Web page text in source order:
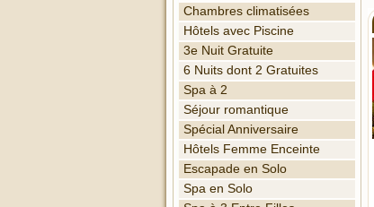
Chambres climatisées
Hôtels avec Piscine
3e Nuit Gratuite
6 Nuits dont 2 Gratuites
Spa à 2
Séjour romantique
Spécial Anniversaire
Hôtels Femme Enceinte
Escapade en Solo
Spa en Solo